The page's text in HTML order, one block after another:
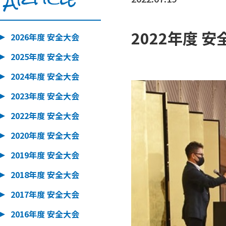
2022年度 安
2026年度 安全大会
2025年度 安全大会
2024年度 安全大会
2023年度 安全大会
2022年度 安全大会
2020年度 安全大会
2019年度 安全大会
2018年度 安全大会
2017年度 安全大会
2016年度 安全大会